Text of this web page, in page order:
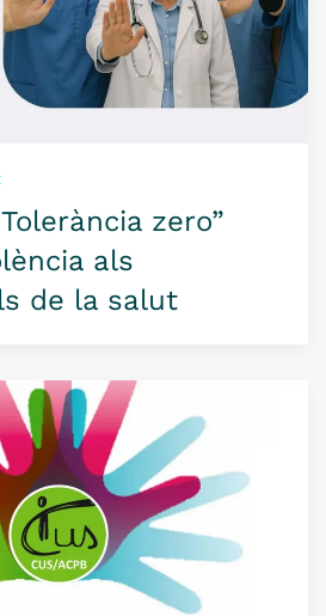
zero”
als
de la salut